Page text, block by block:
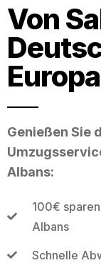
Von
Europa
Genießen Sie
Albans:
100€
Albans
Schnelle